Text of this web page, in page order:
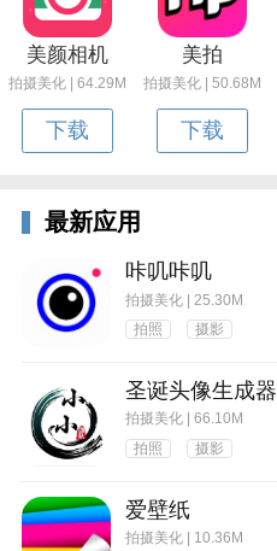
美颜相机
拍摄美化 | 64.29M
下载
美拍
拍摄美化 | 50.68M
下载
最新应用
咔叽咔叽
拍摄美化 | 25.30M
拍照
摄影
圣诞头像生成器
拍摄美化 | 66.10M
拍照
摄影
爱壁纸
拍摄美化 | 10.36M